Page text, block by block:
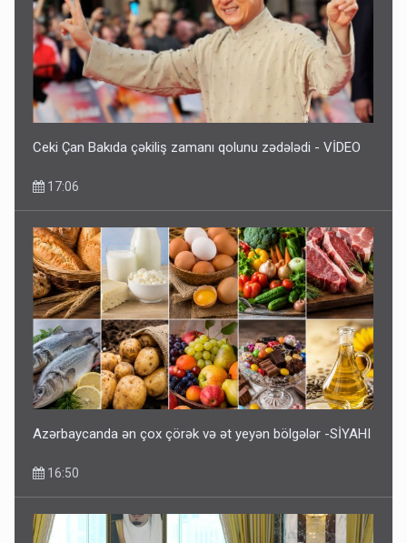
Ceki Çan Bakıda çəkiliş zamanı qolunu zədələdi - VİDEO
17:06
Azərbaycanda ən çox çörək və ət yeyən bölgələr -SİYAHI
16:50